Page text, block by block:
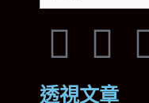
透視文章